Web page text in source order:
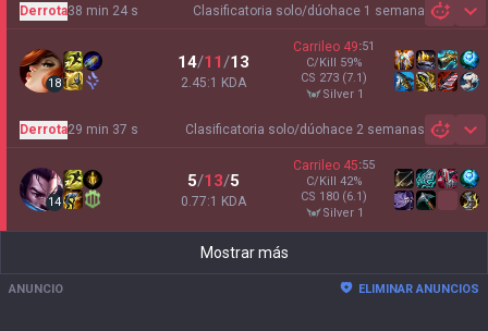
Clasificatoria solo/dúohace 1 semana
Derrota38 min 24 s
18
14/11/13
2.45:1 KDA
Carrileo 49:51
C/Kill 59%
CS 273 (7.1)
silver 1
Clasificatoria solo/dúohace 2 semanas
Derrota29 min 37 s
14
5/13/5
0.77:1 KDA
Carrileo 45:55
C/Kill 42%
CS 180 (6.1)
silver 1
Mostrar más
ANUNCIO ELIMINAR ANUNCIOS